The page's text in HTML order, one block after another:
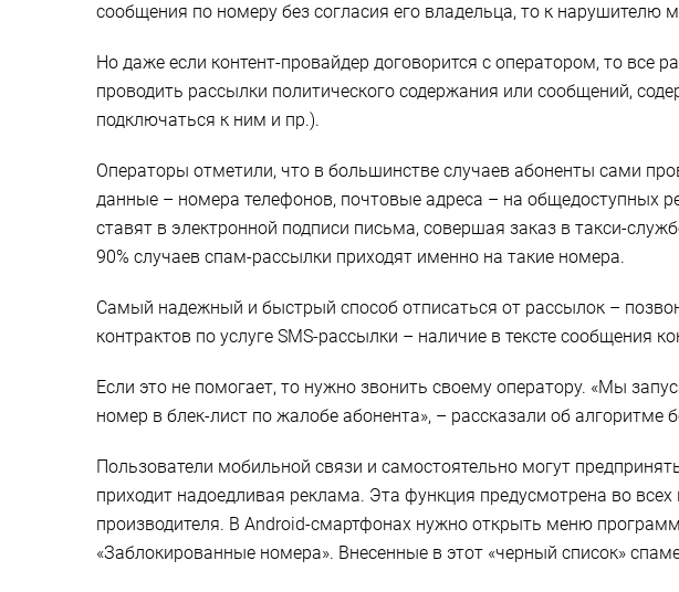
сообщения по номеру без согласия его владельца, то к
Но даже если контент-провайдер договорится с оператором, то все
проводить рассылки политического содержания или сообщений,
подключаться к ним и пр.).
Операторы отметили, что в большинстве случаев абоненты сами
данные – номера телефонов, почтовые адреса – на общедоступных
ставят в электронной подписи письма, совершая заказ в такси-
90% случаев спам-рассылки приходят именно на такие номера.
Самый надежный и быстрый способ отписаться от рассылок –
контрактов по услуге SMS-рассылки – наличие в тексте сообщения
Если это не помогает, то нужно звонить своему оператору. «Мы
номер в блек-лист по жалобе абонента», – рассказали об
Пользователи мобильной связи и самостоятельно могут
приходит надоедливая реклама. Эта функция предусмотрена во
производителя. В Android-смартфонах нужно открыть меню
«Заблокированные номера». Внесенные в этот «черный список»